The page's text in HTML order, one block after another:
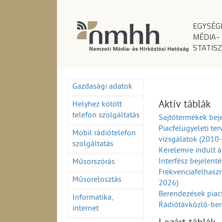
MÉDIA-
Gazdasági adatok
Helyhez kötött
telefon szolgáltatás
Mobil rádiótelefon
szolgáltatás
Műsorszórás
Műsorelosztás
Informatika,
internet
Aktív táblák
Sajtótermékek
Piacfelügyeleti
vizsgálatok
Kérelemre indult
Interfész
2026)
Berendezések
Rádiótávközlő-
(1995-2026)